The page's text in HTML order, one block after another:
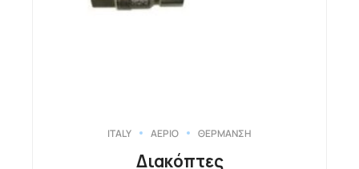
ITALY ΑΕΡΙΟ ΘΕΡΜΑΝΣΗ
Διακόπτες